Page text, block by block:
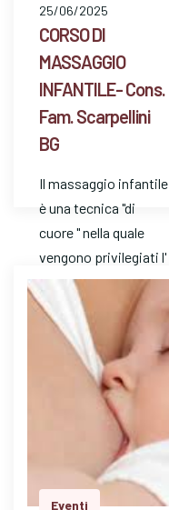
25/06/2025
CORSO DI
MASSAGGIO
INFANTILE- Cons.
Fam. Scarpellini
BG
Il massaggio infantile
è una tecnica "di
cuore " nella quale
vengono privilegiati l'
ascolto e l'
attenzione. E' un
mezzo…
Eventi